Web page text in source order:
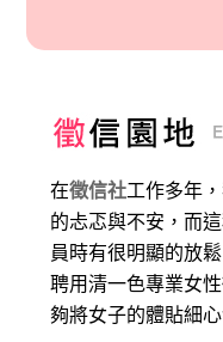
在徵信社工作多年
的忐忑與不安，而
員時有很明顯的放
聘用清一色專業女
夠將女子的體貼細